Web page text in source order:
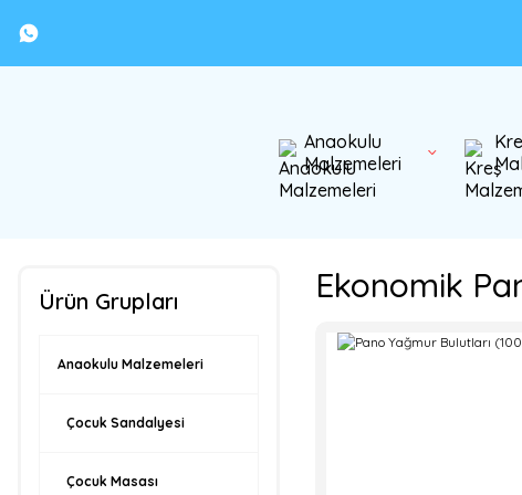
Anaokulu
Malzemeleri
Ürün Grupları
Anaokulu Malzemeleri
Çocuk Sandalyesi
Çocuk Masası
Ekonomik